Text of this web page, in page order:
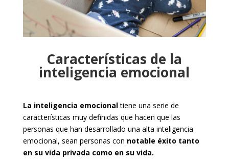
Características de la
inteligencia emocional
La inteligencia emocionaltiene una serie de
características muy definidas que hacen que las
personas que han desarrollado una alta inteligencia
emocional, sean personas con notable éxito tanto
en su vida privada como en su vida.